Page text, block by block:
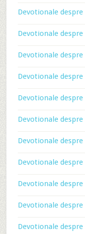
Devotionale
Devotionale
Devotionale
Devotionale
Devotionale
Devotionale despre
Devotionale
Devotionale
Devotionale
Devotionale
Devotionale